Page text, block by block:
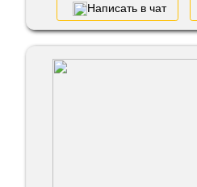
Написать в чат